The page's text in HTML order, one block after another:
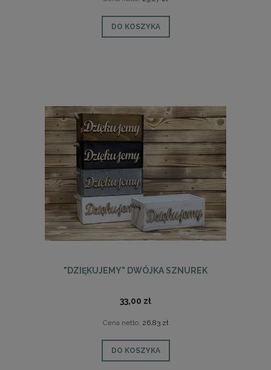
DO KOSZYKA
"DZIĘKUJEMY" DWÓJKA SZNUREK
33,00 zł
Cena netto: 26,83 zł
DO KOSZYKA